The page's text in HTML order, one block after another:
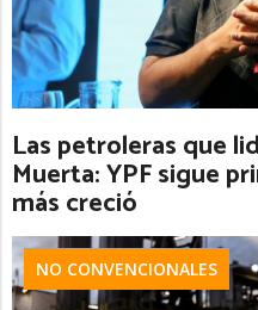
Las petroleras que
Muerta: YPF sigue
más creció
NO CONVENCIONALES